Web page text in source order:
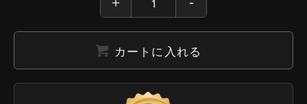
カートに入れる